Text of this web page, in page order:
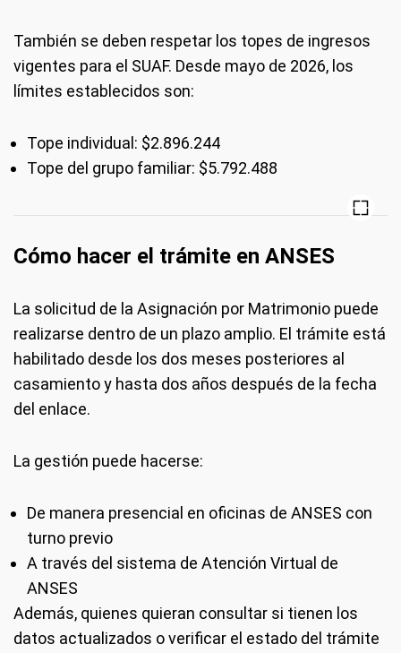
También se deben respetar los topes de ingresos
vigentes para el SUAF. Desde mayo de 2026, los
límites establecidos son:
Tope individual: $2.896.244
Tope del grupo familiar: $5.792.488
Cómo hacer el trámite en ANSES
La solicitud de la Asignación por Matrimonio puede
realizarse dentro de un plazo amplio. El trámite está
habilitado desde los dos meses posteriores al
casamiento y hasta dos años después de la fecha
del enlace.
La gestión puede hacerse:
De manera presencial en oficinas de ANSES con
turno previo
A través del sistema de Atención Virtual de
ANSES
Además, quienes quieran consultar si tienen los
datos actualizados o verificar el estado del trámite